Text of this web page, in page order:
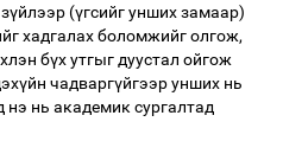
(үгсийг унших замаар)
хадгалах боломжийг олгож,
бүх утгыг дуустал ойгож
чадваргүйгээр унших нь
нь академик сургалтад